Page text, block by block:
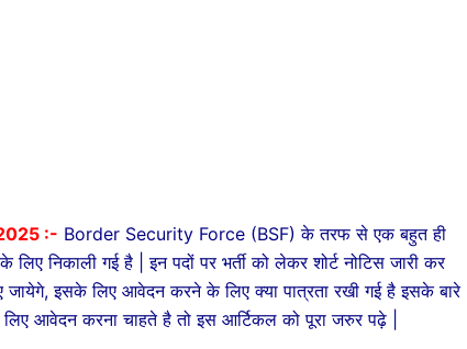
:- Border Security Force (BSF) के तरफ से एक बहुत ही
निकाली गई है | इन पदों पर भर्ती को लेकर शोर्ट नोटिस जारी कर
इसके लिए आवेदन करने के लिए क्या पात्रता रखी गई है इसके बारे
आवेदन करना चाहते है तो इस आर्टिकल को पूरा जरुर पढ़े |